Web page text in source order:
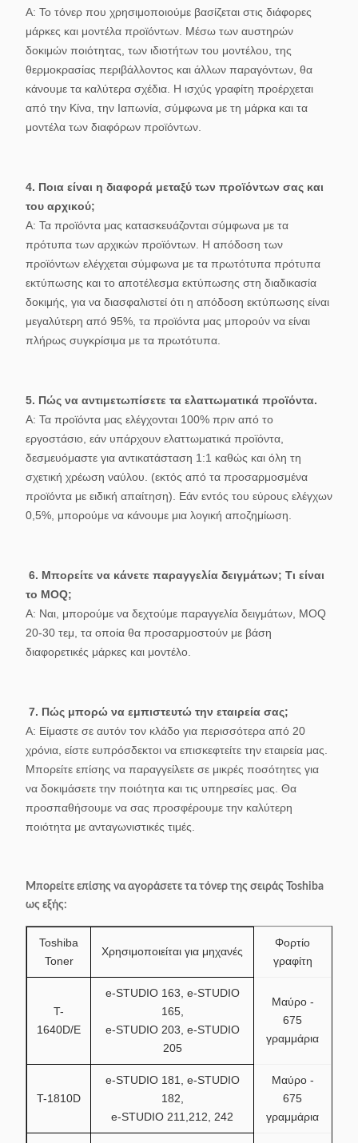
Α: Το τόνερ που χρησιμοποιούμε βασίζεται στις διάφορες
μάρκες και μοντέλα προϊόντων. Μέσω των αυστηρών
δοκιμών ποιότητας, των ιδιοτήτων του μοντέλου, της
θερμοκρασίας περιβάλλοντος και άλλων παραγόντων, θα
κάνουμε τα καλύτερα σχέδια. Η ισχύς γραφίτη προέρχεται
από την Κίνα, την Ιαπωνία, σύμφωνα με τη μάρκα και τα
μοντέλα των διαφόρων προϊόντων.
4. Ποια είναι η διαφορά μεταξύ των προϊόντων σας και
του αρχικού;
Α: Τα προϊόντα μας κατασκευάζονται σύμφωνα με τα
πρότυπα των αρχικών προϊόντων. Η απόδοση των
προϊόντων ελέγχεται σύμφωνα με τα πρωτότυπα πρότυπα
εκτύπωσης και το αποτέλεσμα εκτύπωσης στη διαδικασία
δοκιμής, για να διασφαλιστεί ότι η απόδοση εκτύπωσης είναι
μεγαλύτερη από 95%, τα προϊόντα μας μπορούν να είναι
πλήρως συγκρίσιμα με τα πρωτότυπα.
5. Πώς να αντιμετωπίσετε τα ελαττωματικά προϊόντα.
Α: Τα προϊόντα μας ελέγχονται 100% πριν από το
εργοστάσιο, εάν υπάρχουν ελαττωματικά προϊόντα,
δεσμευόμαστε για αντικατάσταση 1:1 καθώς και όλη τη
σχετική χρέωση ναύλου. (εκτός από τα προσαρμοσμένα
προϊόντα με ειδική απαίτηση). Εάν εντός του εύρους ελέγχων
0,5%, μπορούμε να κάνουμε μια λογική αποζημίωση.
6. Μπορείτε να κάνετε παραγγελία δειγμάτων; Τι είναι
το MOQ;
Α: Ναι, μπορούμε να δεχτούμε παραγγελία δειγμάτων, MOQ
20-30 τεμ, τα οποία θα προσαρμοστούν με βάση
διαφορετικές μάρκες και μοντέλο.
7. Πώς μπορώ να εμπιστευτώ την εταιρεία σας;
Α: Είμαστε σε αυτόν τον κλάδο για περισσότερα από 20
χρόνια, είστε ευπρόσδεκτοι να επισκεφτείτε την εταιρεία μας.
Μπορείτε επίσης να παραγγείλετε σε μικρές ποσότητες για
να δοκιμάσετε την ποιότητα και τις υπηρεσίες μας. Θα
προσπαθήσουμε να σας προσφέρουμε την καλύτερη
ποιότητα με ανταγωνιστικές τιμές.
Μπορείτε επίσης να αγοράσετε τα τόνερ της σειράς Toshiba
ως εξής:
Toshiba
Toner
Χρησιμοποιείται για μηχανές
Φορτίο
γραφίτη
T-
1640D/E
e-STUDIO 163, e-STUDIO
165,
e-STUDIO 203, e-STUDIO
205
Μαύρο -
675
γραμμάρια
T-1810D
e-STUDIO 181, e-STUDIO
182,
e-STUDIO 211,212, 242
Μαύρο -
675
γραμμάρια